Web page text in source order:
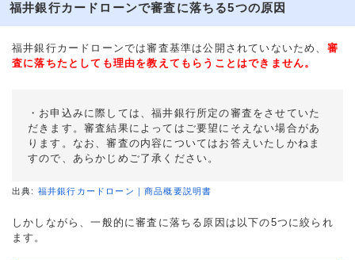
福井銀行カードローンで審査に落ちる5つの原因
福井銀行カードローンでは審査基準は公開されていないため、 審
査に落ちたとしても理由を教えてもらうことはできません。
・お申込みに際しては、福井銀行所定の審査をさせていた
だきます。審査結果によってはご要望にそえない場合があ
ります。なお、審査の内容についてはお答えいたしかねま
すので、あらかじめご了承ください。
出典: 福井銀行カードローン｜商品概要説明書
しかしながら、一般的に審査に落ちる原因は以下の5つに絞られ
ます。